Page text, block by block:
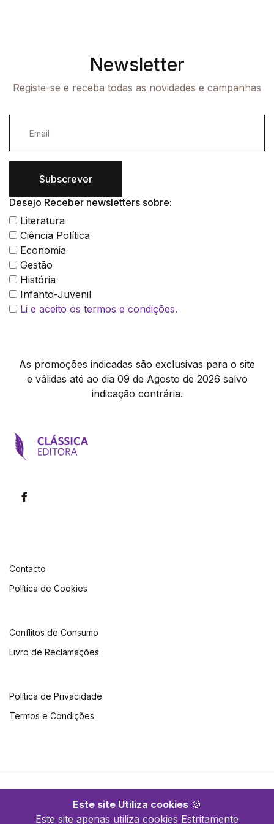
Este site Utiliza cookies 🍪
Este site apenas utiliza cookies Estritamente
Newsletter
Registe-se e receba todas as novidades e campanhas
Subscrever
Desejo Receber newsletters sobre:
Literatura
Ciência Política
Economia
Gestão
História
Infanto-Juvenil
Li e aceito os termos e condições.
As promoções indicadas são exclusivas para o site
e válidas até ao dia 09 de Agosto de 2026 salvo
indicação contrária.
Contacto
Política de Cookies
Conflitos de Consumo
Livro de Reclamações
Política de Privacidade
Termos e Condições
©2026 Clássica Editora. Todos os direitos reservados